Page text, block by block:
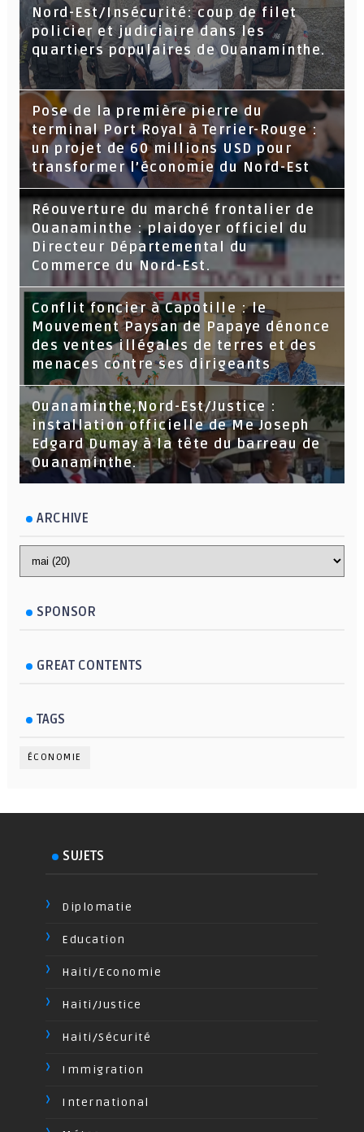
Nord-Est/Insécurité: coup de filet
policier et judiciaire dans les
quartiers populaires de Ouanaminthe.
Pose de la première pierre du
terminal Port Royal à Terrier-Rouge :
un projet de 60 millions USD pour
transformer l’économie du Nord-Est
Réouverture du marché frontalier de
Ouanaminthe : plaidoyer officiel du
Directeur Départemental du
Commerce du Nord-Est.
Conflit foncier à Capotille : le
Mouvement Paysan de Papaye dénonce
des ventes illégales de terres et des
menaces contre ses dirigeants
Ouanaminthe,Nord-Est/Justice :
installation officielle de Me Joseph
Edgard Dumay à la tête du barreau de
Ouanaminthe.
ARCHIVE
SPONSOR
GREAT CONTENTS
TAGS
ÉCONOMIE
SUJETS
Diplomatie
Education
Haiti/Economie
Haiti/Justice
Haiti/Sécurité
Immigration
International